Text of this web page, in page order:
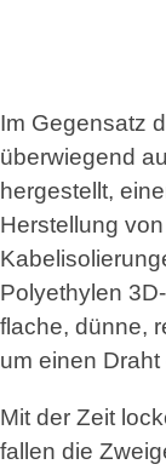
Im Gegensatz
überwiegend
hergestellt,
Herstellung
Polyethylen
flache, dünne,
um einen
Mit der Zeit
fallen die